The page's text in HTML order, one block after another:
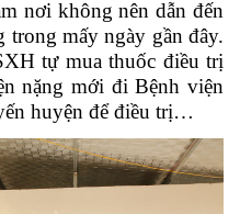
nơi không nên dẫn đến
trong mấy ngày gần đây.
tự mua thuốc điều trị
nặng mới đi Bệnh viện
huyện để điều trị…